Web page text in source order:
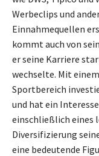
Werbeclips und
Einnahmequellen
kommt auch von
er seine Karriere
wechselte. Mit
Sportbereich
und hat ein
einschließlich eines
Diversifizierung
eine bedeutende